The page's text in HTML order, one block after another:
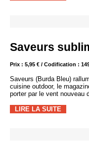
Saveurs
Prix : 5,95 € / Codification :
Saveurs (Burda Bleu)
cuisine outdoor, le
porter par le vent nouveau
LIRE LA SUITE